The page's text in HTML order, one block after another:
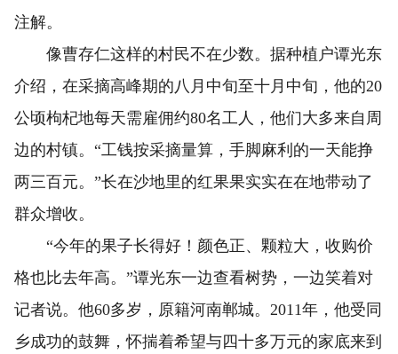
注解。
像曹存仁这样的村民不在少数。据种植户谭光东
介绍，在采摘高峰期的八月中旬至十月中旬，他的20
公顷枸杞地每天需雇佣约80名工人，他们大多来自周
边的村镇。“工钱按采摘量算，手脚麻利的一天能挣
两三百元。”长在沙地里的红果果实实在在地带动了
群众增收。
“今年的果子长得好！颜色正、颗粒大，收购价
格也比去年高。”谭光东一边查看树势，一边笑着对
记者说。他60多岁，原籍河南郸城。2011年，他受同
乡成功的鼓舞，怀揣着希望与四十多万元的家底来到